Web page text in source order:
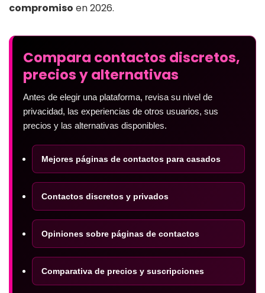
compromiso en 2026.
Compara contactos discretos,
precios y alternativas
Antes de elegir una plataforma, revisa su nivel de
privacidad, las experiencias de otros usuarios, sus
precios y las alternativas disponibles.
Mejores páginas de contactos para casados
Contactos discretos y privados
Opiniones sobre páginas de contactos
Comparativa de precios y suscripciones